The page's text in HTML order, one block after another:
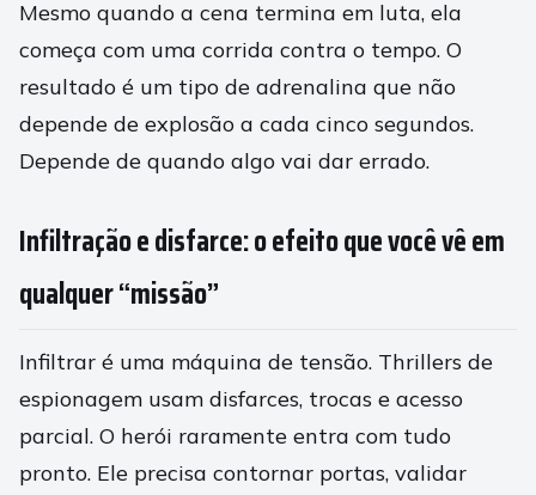
Mesmo quando a cena termina em luta, ela
começa com uma corrida contra o tempo. O
resultado é um tipo de adrenalina que não
depende de explosão a cada cinco segundos.
Depende de quando algo vai dar errado.
Infiltração e disfarce: o efeito que você vê em
qualquer “missão”
Infiltrar é uma máquina de tensão. Thrillers de
espionagem usam disfarces, trocas e acesso
parcial. O herói raramente entra com tudo
pronto. Ele precisa contornar portas, validar